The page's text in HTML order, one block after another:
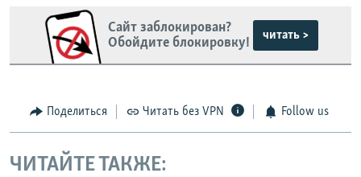
Сайт заблокирован?
Обойдите блокировку!
читать >
Поделиться Читать без VPN Follow us
ЧИТАЙТЕ ТАКЖЕ: